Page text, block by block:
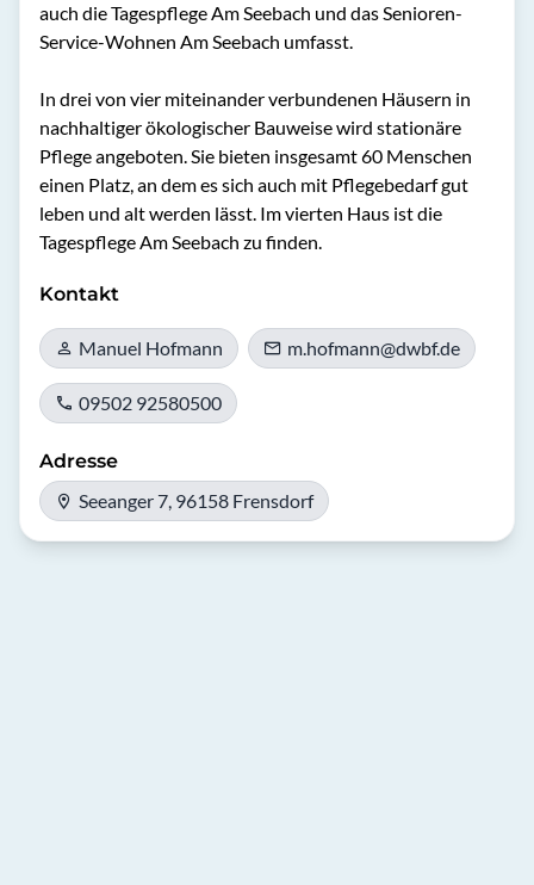
auch die Tagespflege Am Seebach und das Senioren-
Service-Wohnen Am Seebach umfasst.
In drei von vier miteinander verbundenen Häusern in
nachhaltiger ökologischer Bauweise wird stationäre
Pflege angeboten. Sie bieten insgesamt 60 Menschen
einen Platz, an dem es sich auch mit Pflegebedarf gut
leben und alt werden lässt. Im vierten Haus ist die
Tagespflege Am Seebach zu finden.
Kontakt
Manuel Hofmann m.hofmann@dwbf.de
09502 92580500
Adresse
Seeanger 7, 96158 Frensdorf